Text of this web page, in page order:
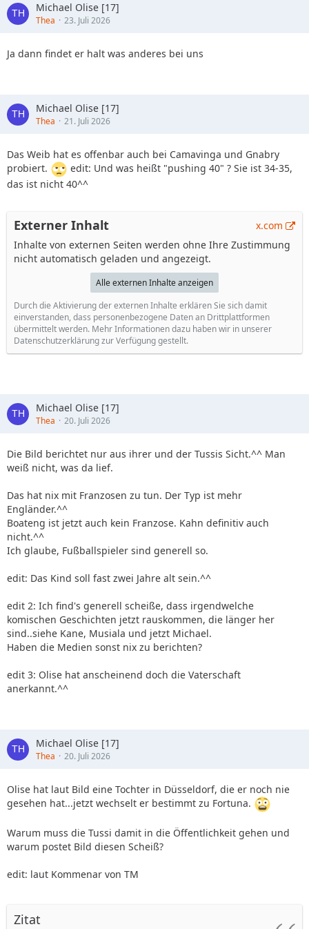
Michael Olise [17]
Thea 23. Juli 2026
Ja dann findet er halt was anderes bei uns
Michael Olise [17]
Thea 21. Juli 2026
Das Weib hat es offenbar auch bei Camavinga und Gnabry
probiert.
edit: Und was heißt "pushing 40" ? Sie ist 34-35,
das ist nicht 40^^
Externer Inhalt
x.com
Inhalte von externen Seiten werden ohne Ihre Zustimmung
nicht automatisch geladen und angezeigt.
Alle externen Inhalte anzeigen
Durch die Aktivierung der externen Inhalte erklären Sie sich damit
einverstanden, dass personenbezogene Daten an Drittplattformen
übermittelt werden. Mehr Informationen dazu haben wir in unserer
Datenschutzerklärung zur Verfügung gestellt.
Michael Olise [17]
Thea 20. Juli 2026
Die Bild berichtet nur aus ihrer und der Tussis Sicht.^^ Man
weiß nicht, was da lief.
Das hat nix mit Franzosen zu tun. Der Typ ist mehr
Engländer.^^
Boateng ist jetzt auch kein Franzose. Kahn definitiv auch
nicht.^^
Ich glaube, Fußballspieler sind generell so.
edit: Das Kind soll fast zwei Jahre alt sein.^^
edit 2: Ich find's generell scheiße, dass irgendwelche
komischen Geschichten jetzt rauskommen, die länger her
sind..siehe Kane, Musiala und jetzt Michael.
Haben die Medien sonst nix zu berichten?
edit 3: Olise hat anscheinend doch die Vaterschaft
anerkannt.^^
Michael Olise [17]
Thea 20. Juli 2026
Olise hat laut Bild eine Tochter in Düsseldorf, die er noch nie
gesehen hat...jetzt wechselt er bestimmt zu Fortuna.
Warum muss die Tussi damit in die Öffentlichkeit gehen und
warum postet Bild diesen Scheiß?
edit: laut Kommenar von TM
Zitat